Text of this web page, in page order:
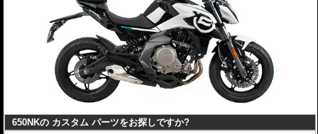
650NKの カスタム パーツをお探しですか?